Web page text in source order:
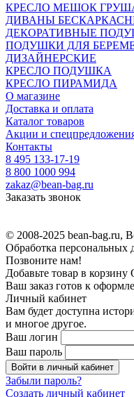
КРЕСЛО МЕШОК
ДИВАНЫ
ДЕКОРАТИВНЫЕ
ПОДУШКИ ДЛЯ
ДИЗАЙНЕРСКИЕ
КРЕСЛО ПОДУШКА
КРЕСЛО ПИРАМИДА
О магазине
Доставка и оплата
Каталог товаров
Акции и
Контакты
8 495 133-17-19
8 800 1000 994
zakaz@bean-bag.ru
Заказать звонок
© 2008-2025 bean-bag.ru,
Обработка персональных
Позвоните нам!
Добавьте товар в корзину
Ваш заказ готов к
Личный кабинет
Вам будет доступна
и многое другое.
Ваш логин
Ваш пароль
Войти в личный кабинет
Забыли пароль?
Создать личный кабинет